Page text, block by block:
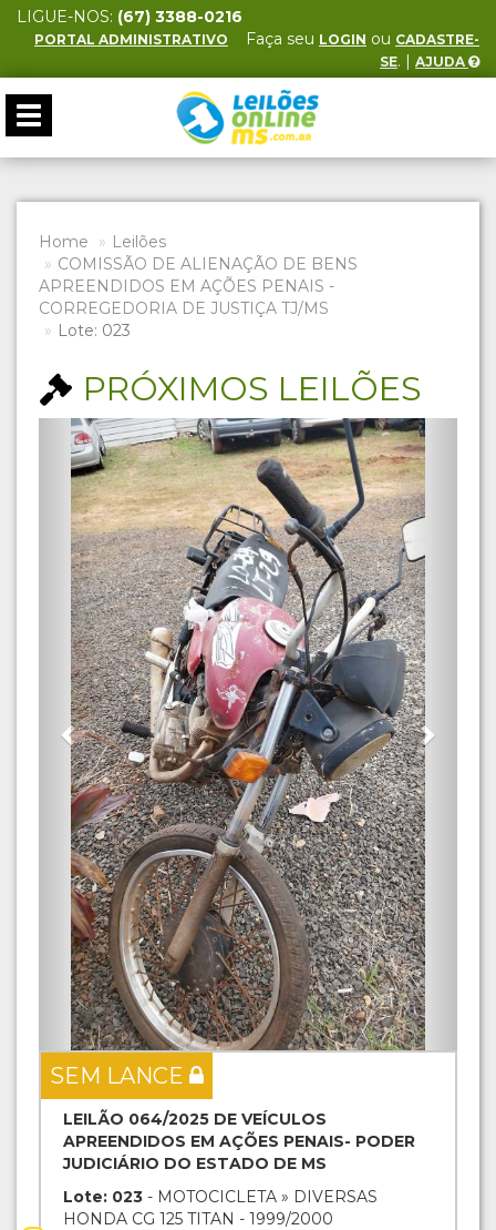
LIGUE-NOS: (67) 3388-0216
PORTAL ADMINISTRATIVO Faça seu LOGIN ou CADASTRE-
SE. | AJUDA
Toggle
navigation
Home
Leilões
COMISSÃO DE ALIENAÇÃO DE BENS
APREENDIDOS EM AÇÕES PENAIS -
CORREGEDORIA DE JUSTIÇA TJ/MS
Lote: 023
PRÓXIMOS LEILÕES
Previous Next
SEM LANCE
LEILÃO 064/2025 DE VEÍCULOS
APREENDIDOS EM AÇÕES PENAIS- PODER
JUDICIÁRIO DO ESTADO DE MS
Lote: 023 - MOTOCICLETA » DIVERSAS
HONDA CG 125 TITAN - 1999/2000